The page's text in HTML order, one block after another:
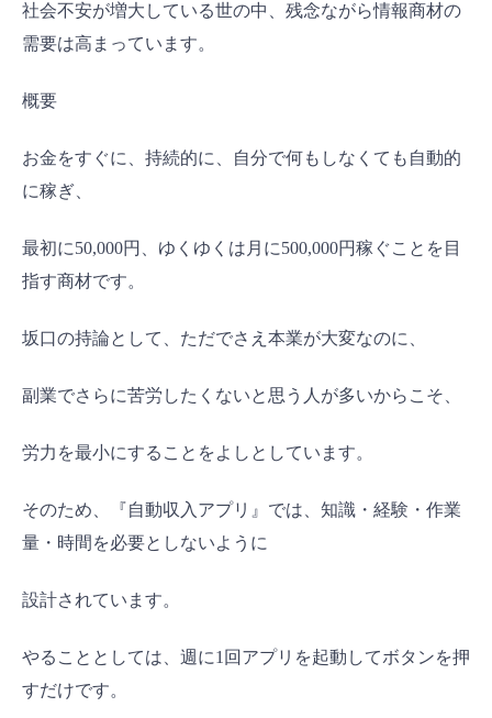
社会不安が増大している世の中、残念ながら情報商材の
需要は高まっています。
概要
お金をすぐに、持続的に、自分で何もしなくても自動的
に稼ぎ、
最初に50,000円、ゆくゆくは月に500,000円稼ぐことを目
指す商材です。
坂口の持論として、ただでさえ本業が大変なのに、
副業でさらに苦労したくないと思う人が多いからこそ、
労力を最小にすることをよしとしています。
そのため、『自動収入アプリ』では、知識・経験・作業
量・時間を必要としないように
設計されています。
やることとしては、週に1回アプリを起動してボタンを押
すだけです。